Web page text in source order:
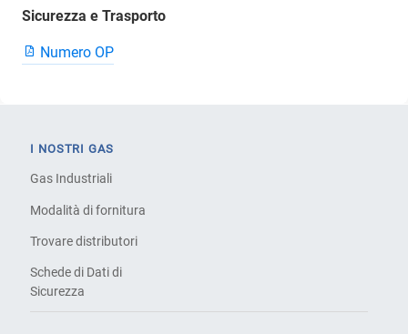
Sicurezza e Trasporto
Numero OP
I NOSTRI GAS
Gas Industriali
Modalità di fornitura
Trovare distributori
Schede di Dati di
Sicurezza